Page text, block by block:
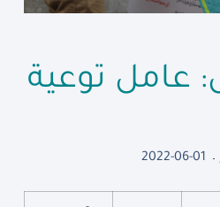
عامل توعية
2022-06-01